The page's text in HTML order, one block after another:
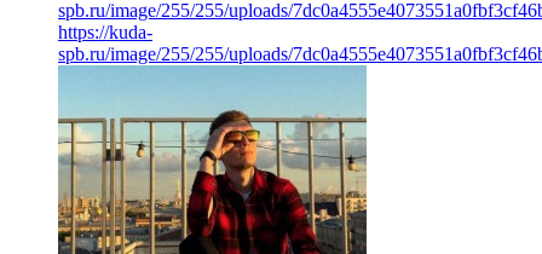
spb.ru/image/255/255/uploads/
https://kuda-
spb.ru/image/255/255/uploads/